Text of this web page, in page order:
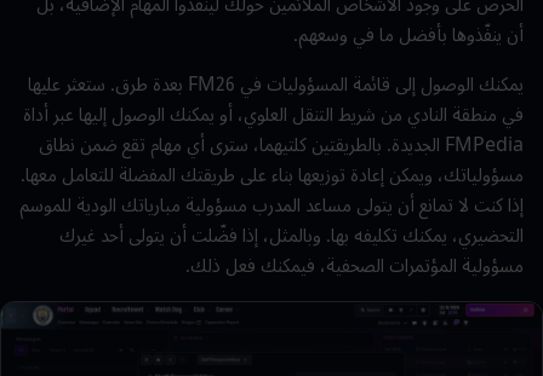
أن ينفّذوها بأفضل ما في وسعهم.
يمكنك الوصول إلى قائمة المسؤوليات فيFM26بعدة طرق. ستعثر عليها
في منطقة النادي من شريط التنقل العلوي، أو يمكنك الوصول إليها عبر أداة
FMPediaالجديدة. بالطريقتين كلتيهما، سترى أي مهام تقع ضمن نطاق
مسؤولياتك، ويمكن إعادة توزيعها بناء على طريقتك المفضلة للتعامل معها.
إذا كنت لا تمانع أن يتولى مساعد المدرب مسؤولية مبارياتك الودية للموسم
التحضيري، يمكنك تكليفه بها. وبالمثل، إذا فضّلت أن يتولى أحد غيرك
مسؤولية المؤتمرات الصحفية، فيمكنك فعل ذلك.